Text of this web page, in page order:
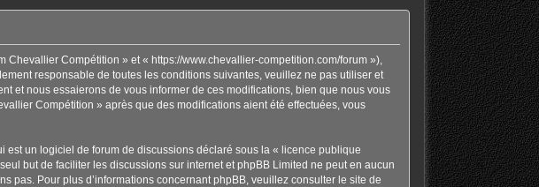
Compétition » et « https://www.chevallier-competition.com/forum »),
responsable de toutes les conditions suivantes, veuillez ne pas utiliser et
et nous essaierons de vous informer de ces modifications, bien que nous vous
Compétition » après que des modifications aient été effectuées, vous
un logiciel de forum de discussions déclaré sous la « licence publique
but de faciliter les discussions sur internet et phpBB Limited ne peut en aucun
pas. Pour plus d’informations concernant phpBB, veuillez consulter le site de